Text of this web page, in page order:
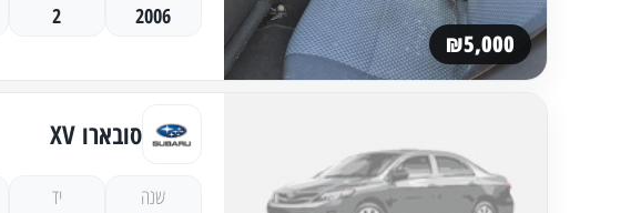
₪5,000
2006
2
סובארו XV
שנה
יד